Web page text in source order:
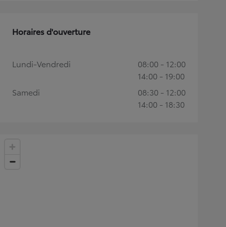
Horaires d'ouverture
Lundi-Vendredi
08:00 - 12:00
14:00 - 19:00
Samedi
08:30 - 12:00
14:00 - 18:30